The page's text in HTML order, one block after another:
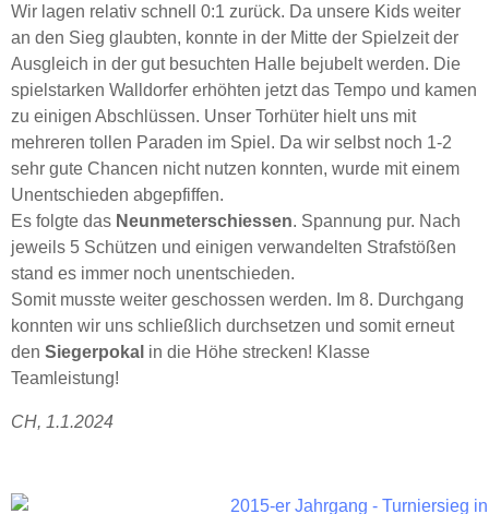
Wir lagen relativ schnell 0:1 zurück. Da unsere Kids weiter
an den Sieg glaubten, konnte in der Mitte der Spielzeit der
Ausgleich in der gut besuchten Halle bejubelt werden. Die
spielstarken Walldorfer erhöhten jetzt das Tempo und kamen
zu einigen Abschlüssen. Unser Torhüter hielt uns mit
mehreren tollen Paraden im Spiel. Da wir selbst noch 1-2
sehr gute Chancen nicht nutzen konnten, wurde mit einem
Unentschieden abgepfiffen.
Es folgte das Neunmeterschiessen. Spannung pur. Nach
jeweils 5 Schützen und einigen verwandelten Strafstößen
stand es immer noch unentschieden.
Somit musste weiter geschossen werden. Im 8. Durchgang
konnten wir uns schließlich durchsetzen und somit erneut
den Siegerpokal in die Höhe strecken! Klasse
Teamleistung!
CH, 1.1.2024